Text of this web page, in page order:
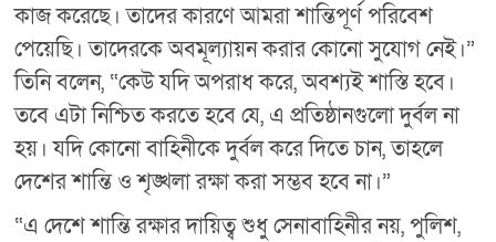
কাজ করেছে। তাদের কারণে আমরা শান্তিপূর্ণ পরিবেশ
পেয়েছি। তাদেরকে অবমূল্যায়ন করার কোনো সুযোগ নেই।”
তিনি বলেন, “কেউ যদি অপরাধ করে, অবশ্যই শাস্তি হবে।
তবে এটা নিশ্চিত করতে হবে যে, এ প্রতিষ্ঠানগুলো দুর্বল না
হয়। যদি কোনো বাহিনীকে দুর্বল করে দিতে চান, তাহলে
দেশের শান্তি ও শৃঙ্খলা রক্ষা করা সম্ভব হবে না।”
“এ দেশে শান্তি রক্ষার দায়িত্ব শুধু সেনাবাহিনীর নয়, পুলিশ,